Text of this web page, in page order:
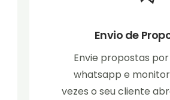
Envio de
Envie propostas
whatsapp e
vezes o seu cliente